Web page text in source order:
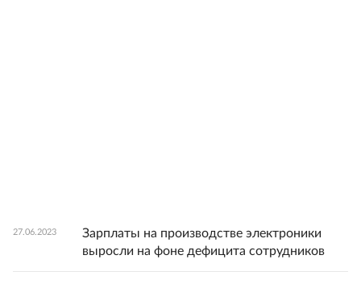
27.06.2023
Зарплаты на производстве электроники
выросли на фоне дефицита сотрудников